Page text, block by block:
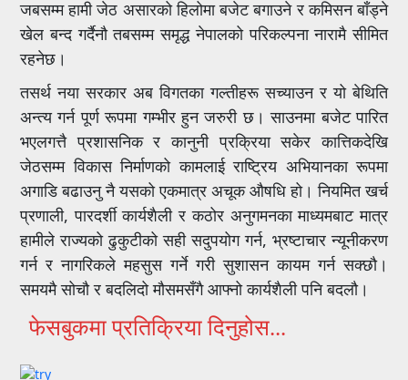
जबसम्म हामी जेठ असारको हिलोमा बजेट बगाउने र कमिसन बाँड्ने
खेल बन्द गर्दैनौ तबसम्म समृद्ध नेपालको परिकल्पना नारामै सीमित
रहनेछ।
तसर्थ नया सरकार अब विगतका गल्तीहरू सच्याउन र यो बेथिति
अन्त्य गर्न पूर्ण रूपमा गम्भीर हुन जरुरी छ। साउनमा बजेट पारित
भएलगत्तै प्रशासनिक र कानुनी प्रक्रिया सकेर कात्तिकदेखि
जेठसम्म विकास निर्माणको कामलाई राष्ट्रिय अभियानका रूपमा
अगाडि बढाउनु नै यसको एकमात्र अचूक औषधि हो। नियमित खर्च
प्रणाली, पारदर्शी कार्यशैली र कठोर अनुगमनका माध्यमबाट मात्र
हामीले राज्यको ढुकुटीको सही सदुपयोग गर्न, भ्रष्टाचार न्यूनीकरण
गर्न र नागरिकले महसुस गर्ने गरी सुशासन कायम गर्न सक्छौ।
समयमै सोचौ र बदलिदो मौसमसँगै आफ्नो कार्यशैली पनि बदलौ।
फेसबुकमा प्रतिक्रिया दिनुहोस...